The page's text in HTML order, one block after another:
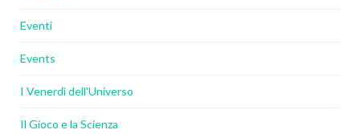
Eventi
Events
I Venerdì dell'Universo
Il Gioco e la Scienza